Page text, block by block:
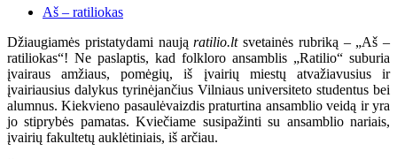
Aš – ratiliokas
Džiaugiamės pristatydami naująratilio.ltsvetainės rubriką – „Aš –
ratiliokas“! Ne paslaptis, kad folkloro ansamblis „Ratilio“ suburia
įvairaus amžiaus, pomėgių, iš įvairių miestų atvažiavusius ir
įvairiausius dalykus tyrinėjančius Vilniaus universiteto studentus bei
alumnus. Kiekvieno pasaulėvaizdis praturtina ansamblio veidą ir yra
jo stiprybės pamatas. Kviečiame susipažinti su ansamblio nariais,
įvairių fakultetų auklėtiniais, iš arčiau.